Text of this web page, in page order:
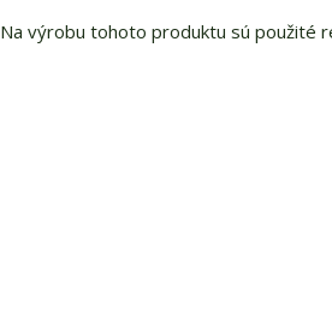
Na výrobu tohoto produktu sú použité